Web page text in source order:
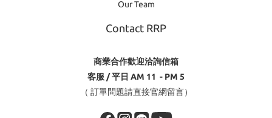
Our Team
Contact RRP
商業合作歡迎洽詢信箱
客服 / 平日 AM 11 - PM 5
（ 訂單問題請直接官網留言）